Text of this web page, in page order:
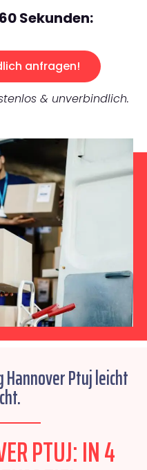
Sekunden:
anfragen!
& unverbindlich.
Ptuj leicht
PTUJ: IN 4